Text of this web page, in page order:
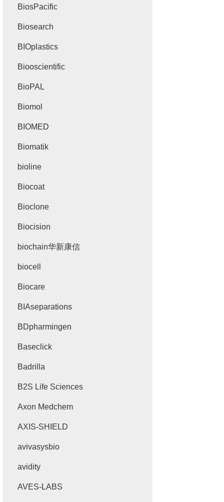
BiosPacific
Biosearch
BIOplastics
Biooscientific
BioPAL
Biomol
BIOMED
Biomatik
bioline
Biocoat
Bioclone
Biocision
biochain华新康信
biocell
Biocare
BIAseparations
BDpharmingen
Baseclick
Badrilla
B2S Life Sciences
Axon Medchem
AXIS-SHIELD
avivasysbio
avidity
AVES-LABS